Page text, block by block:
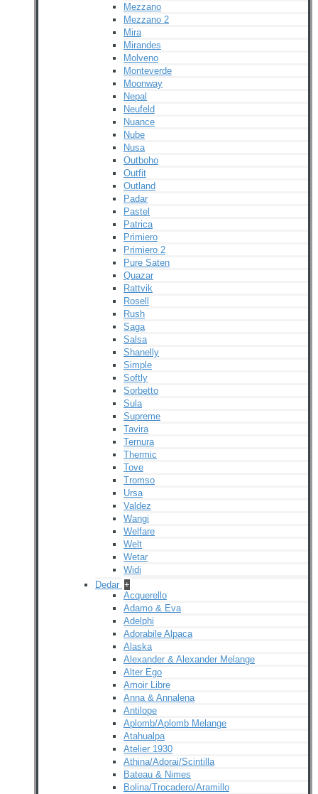
Mezzano
Mezzano 2
Mira
Mirandes
Molveno
Monteverde
Moonway
Nepal
Neufeld
Nuance
Nube
Nusa
Outboho
Outfit
Outland
Padar
Pastel
Patrica
Primiero
Primiero 2
Pure Saten
Quazar
Rattvik
Rosell
Rush
Saga
Salsa
Shanelly
Simple
Softly
Sorbetto
Sula
Supreme
Tavira
Ternura
Thermic
Tove
Tromso
Ursa
Valdez
Wangi
Welfare
Welt
Wetar
Widi
Dedar +
Acquerello
Adamo & Eva
Adelphi
Adorabile Alpaca
Alaska
Alexander & Alexander Melange
Alter Ego
Amoir Libre
Anna & Annalena
Antilope
Aplomb/Aplomb Melange
Atahualpa
Atelier 1930
Athina/Adorai/Scintilla
Bateau & Nimes
Bolina/Trocadero/Aramillo